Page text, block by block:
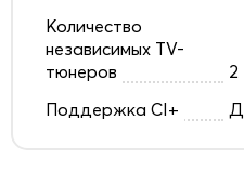
Количество
независимых TV-
тюнеров
2
Поддержка CI+